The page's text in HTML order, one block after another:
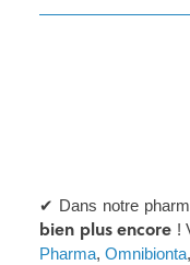
✔ Dans notre
bien plus encore !
Pharma, Omnibionta,